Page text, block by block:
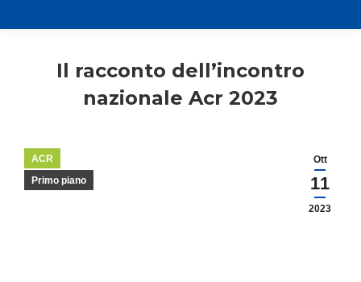
Il racconto dell’incontro
nazionale Acr 2023
Ott
11
2023
ACR
Primo piano